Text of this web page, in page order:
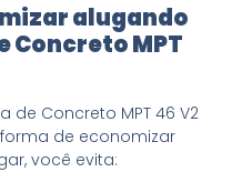
alugando
Concreto MPT
de Concreto MPT 46 V2
de economizar
você evita: